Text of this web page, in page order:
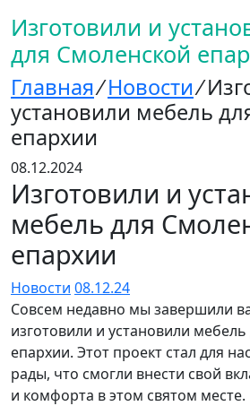
Изготовили и
для Смоленской
Главная⁄Новости⁄
установили мебель
епархии
08.12.2024
Изготовили и
мебель для
епархии
Новости 08.12.24
Совсем недавно мы завершили
изготовили и установили
епархии. Этот проект стал для
рады, что смогли внести свой
и комфорта в этом святом месте.